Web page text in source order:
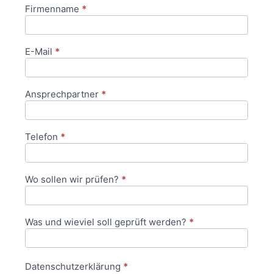
Anfrageformular
Firmenname *
E-Mail *
Ansprechpartner *
Telefon *
Wo sollen wir prüfen? *
Was und wieviel soll geprüft werden? *
Datenschutzerklärung *